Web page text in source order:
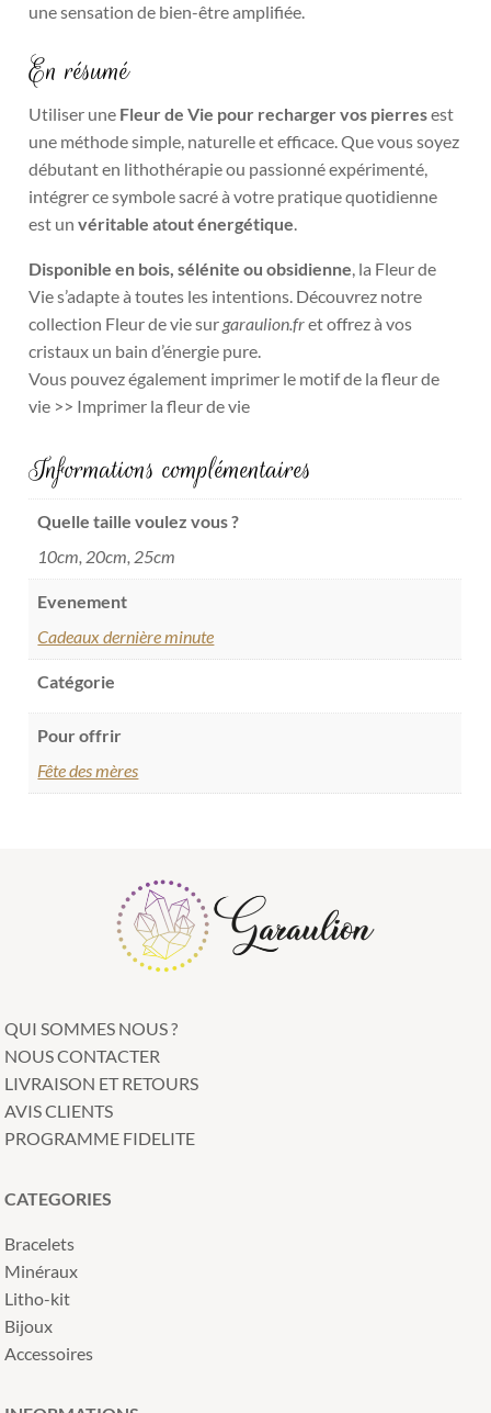
une sensation de bien-être amplifiée.
En résumé
Utiliser une Fleur de Vie pour recharger vos pierresest
une méthode simple, naturelle et efficace. Que vous soyez
débutant en lithothérapie ou passionné expérimenté,
intégrer ce symbole sacré à votre pratique quotidienne
est unvéritable atout énergétique.
Disponible en bois,sélénite ouobsidienne, la Fleur de
Vie s’adapte à toutes les intentions. Découvrez notre
collection Fleur de viesur garaulion.fret offrez à vos
cristaux un bain d’énergie pure.
Vous pouvez également imprimer le motif de la fleur de
vie >> Imprimer la fleur de vie
Informations complémentaires
Quelle taille voulez vous ?
10cm, 20cm, 25cm
Evenement
Cadeaux dernière minute
Catégorie
Pour offrir
Fête des mères
QUI SOMMES NOUS ?
NOUS CONTACTER
LIVRAISON ET RETOURS
AVIS CLIENTS
PROGRAMME FIDELITE
CATEGORIES
Bracelets
Minéraux
Litho-kit
Bijoux
Accessoires